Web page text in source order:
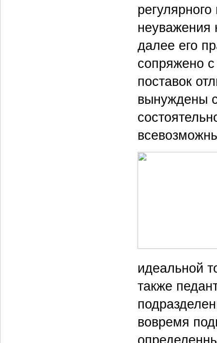
неуважения
далее его
сопряжено
поставок
вынуждены
идеальной
также
вовремя